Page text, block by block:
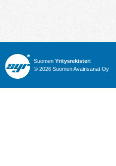
Suomen Yritysrekisteri
© 2026 Suomen Avainsanat Oy